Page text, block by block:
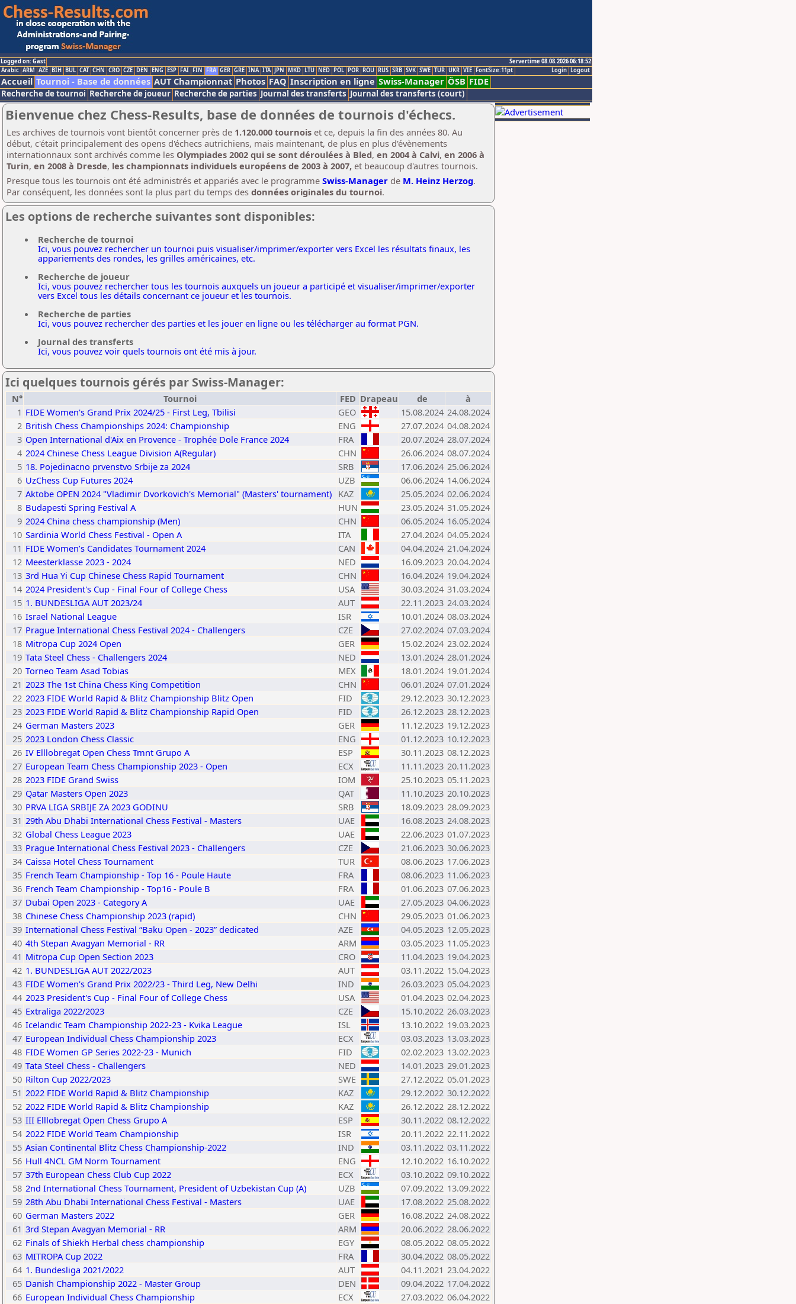
Logged on: Gast
Servertime 08.08.2026 06:18:52
Logout
Login
Arabic ARM AZE BIH BUL CAT CHN CRO CZE DEN ENG ESP FAI FIN FRA GER GRE INA ITA JPN MKD LTU NED POL POR ROU RUS SRB SVK SWE TUR UKR VIE FontSize:11pt
Accueil Tournoi - Base de données AUT Championnat Photos FAQ Inscription en ligne Swiss-Manager ÖSB FIDE
Recherche de tournoi Recherche de joueur Recherche de parties Journal des transferts Journal des transferts (court)
Bienvenue chez Chess-Results, base de données de tournois d'échecs.
Les archives de tournois vont bientôt concerner près de 1.120.000 tournois et ce, depuis la fin des années 80. Au
début, c'était principalement des opens d'échecs autrichiens, mais maintenant, de plus en plus d'évènements
internationnaux sont archivés comme les Olympiades 2002 qui se sont déroulées à Bled, en 2004 à Calvi, en 2006 à
Turin, en 2008 à Dresde, les championnats individuels européens de 2003 à 2007, et beaucoup d'autres tournois.
Presque tous les tournois ont été administrés et appariés avec le programme Swiss-Manager de M. Heinz Herzog.
Par conséquent, les données sont la plus part du temps des données originales du tournoi.
Les options de recherche suivantes sont disponibles:
Recherche de tournoi
Ici, vous pouvez rechercher un tournoi puis visualiser/imprimer/exporter vers Excel les résultats finaux, les
appariements des rondes, les grilles américaines, etc.
Recherche de joueur
Ici, vous pouvez rechercher tous les tournois auxquels un joueur a participé et visualiser/imprimer/exporter
vers Excel tous les détails concernant ce joueur et les tournois.
Recherche de parties
Ici, vous pouvez rechercher des parties et les jouer en ligne ou les télécharger au format PGN.
Journal des transferts
Ici, vous pouvez voir quels tournois ont été mis à jour.
Ici quelques tournois gérés par Swiss-Manager:
N° Tournoi FED Drapeau de
à
1 FIDE Women's Grand Prix 2024/25 - First Leg, Tbilisi GEO 15.08.2024 24.08.2024
2 British Chess Championships 2024: Championship ENG 27.07.2024 04.08.2024
3 Open International d'Aix en Provence - Trophée Dole France 2024 FRA 20.07.2024 28.07.2024
4 2024 Chinese Chess League Division A(Regular) CHN 26.06.2024 08.07.2024
5 18. Pojedinacno prvenstvo Srbije za 2024 SRB 17.06.2024 25.06.2024
6 UzChess Cup Futures 2024 UZB 06.06.2024 14.06.2024
7 Aktobe OPEN 2024 "Vladimir Dvorkovich's Memorial" (Masters' tournament) KAZ 25.05.2024 02.06.2024
8 Budapesti Spring Festival A HUN 23.05.2024 31.05.2024
9 2024 China chess championship (Men) CHN 06.05.2024 16.05.2024
10 Sardinia World Chess Festival - Open A ITA 27.04.2024 04.05.2024
11 FIDE Women’s Candidates Tournament 2024 CAN 04.04.2024 21.04.2024
12 Meesterklasse 2023 - 2024 NED 16.09.2023 20.04.2024
13 3rd Hua Yi Cup Chinese Chess Rapid Tournament CHN 16.04.2024 19.04.2024
14 2024 President's Cup - Final Four of College Chess USA 30.03.2024 31.03.2024
15 1. BUNDESLIGA AUT 2023/24 AUT 22.11.2023 24.03.2024
16 Israel National League ISR 10.01.2024 08.03.2024
17 Prague International Chess Festival 2024 - Challengers CZE 27.02.2024 07.03.2024
18 Mitropa Cup 2024 Open GER 15.02.2024 23.02.2024
19 Tata Steel Chess - Challengers 2024 NED 13.01.2024 28.01.2024
20 Torneo Team Asad Tobias MEX 18.01.2024 19.01.2024
21 2023 The 1st China Chess King Competition CHN 06.01.2024 07.01.2024
22 2023 FIDE World Rapid & Blitz Championship Blitz Open FID 29.12.2023 30.12.2023
23 2023 FIDE World Rapid & Blitz Championship Rapid Open FID 26.12.2023 28.12.2023
24 German Masters 2023 GER 11.12.2023 19.12.2023
25 2023 London Chess Classic ENG 01.12.2023 10.12.2023
26 IV Elllobregat Open Chess Tmnt Grupo A ESP 30.11.2023 08.12.2023
27 European Team Chess Championship 2023 - Open ECX 11.11.2023 20.11.2023
28 2023 FIDE Grand Swiss IOM 25.10.2023 05.11.2023
29 Qatar Masters Open 2023 QAT 11.10.2023 20.10.2023
30 PRVA LIGA SRBIJE ZA 2023 GODINU SRB 18.09.2023 28.09.2023
31 29th Abu Dhabi International Chess Festival - Masters UAE 16.08.2023 24.08.2023
32 Global Chess League 2023 UAE 22.06.2023 01.07.2023
33 Prague International Chess Festival 2023 - Challengers CZE 21.06.2023 30.06.2023
34 Caissa Hotel Chess Tournament TUR 08.06.2023 17.06.2023
35 French Team Championship - Top 16 - Poule Haute FRA 08.06.2023 11.06.2023
36 French Team Championship - Top16 - Poule B FRA 01.06.2023 07.06.2023
37 Dubai Open 2023 - Category A UAE 27.05.2023 04.06.2023
38 Chinese Chess Championship 2023 (rapid) CHN 29.05.2023 01.06.2023
39 International Chess Festival “Baku Open - 2023” dedicated AZE 04.05.2023 12.05.2023
40 4th Stepan Avagyan Memorial - RR ARM 03.05.2023 11.05.2023
41 Mitropa Cup Open Section 2023 CRO 11.04.2023 19.04.2023
42 1. BUNDESLIGA AUT 2022/2023 AUT 03.11.2022 15.04.2023
43 FIDE Women's Grand Prix 2022/23 - Third Leg, New Delhi IND 26.03.2023 05.04.2023
44 2023 President's Cup - Final Four of College Chess USA 01.04.2023 02.04.2023
45 Extraliga 2022/2023 CZE 15.10.2022 26.03.2023
46 Icelandic Team Championship 2022-23 - Kvika League ISL 13.10.2022 19.03.2023
47 European Individual Chess Championship 2023 ECX 03.03.2023 13.03.2023
48 FIDE Women GP Series 2022-23 - Munich FID 02.02.2023 13.02.2023
49 Tata Steel Chess - Challengers NED 14.01.2023 29.01.2023
50 Rilton Cup 2022/2023 SWE 27.12.2022 05.01.2023
51 2022 FIDE World Rapid & Blitz Championship KAZ 29.12.2022 30.12.2022
52 2022 FIDE World Rapid & Blitz Championship KAZ 26.12.2022 28.12.2022
53 III Elllobregat Open Chess Grupo A ESP 30.11.2022 08.12.2022
54 2022 FIDE World Team Championship ISR 20.11.2022 22.11.2022
55 Asian Continental Blitz Chess Championship-2022 IND 03.11.2022 03.11.2022
56 Hull 4NCL GM Norm Tournament ENG 12.10.2022 16.10.2022
57 37th European Chess Club Cup 2022 ECX 03.10.2022 09.10.2022
58 2nd International Chess Tournament, President of Uzbekistan Cup (A) UZB 07.09.2022 13.09.2022
59 28th Abu Dhabi International Chess Festival - Masters UAE 17.08.2022 25.08.2022
60 German Masters 2022 GER 16.08.2022 24.08.2022
61 3rd Stepan Avagyan Memorial - RR ARM 20.06.2022 28.06.2022
62 Finals of Shiekh Herbal chess championship EGY 08.05.2022 08.05.2022
63 MITROPA Cup 2022 FRA 30.04.2022 08.05.2022
64 1. Bundesliga 2021/2022 AUT 04.11.2021 23.04.2022
65 Danish Championship 2022 - Master Group DEN 09.04.2022 17.04.2022
66 European Individual Chess Championship ECX 27.03.2022 06.04.2022